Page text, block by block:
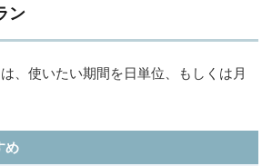
ン
、使いたい期間を日単位、もしくは月
め